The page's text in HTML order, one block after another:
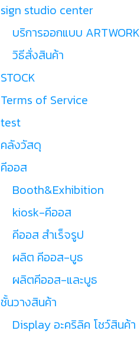
sign studio center
บริการออกแบบ ARTWORK
วิธีสั่งสินค้า
STOCK
Terms of Service
test
คลังวัสดุ
คีออส
Booth&Exhibition
kiosk-คีออส
คีออส สำเร็จรูป
ผลิต คีออส-บูธ
ผลิตคีออส-และบูธ
ชั้นวางสินค้า
Display อะคริลิค โชว์สินค้า